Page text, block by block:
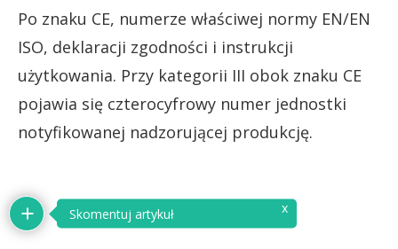
Po znaku CE, numerze właściwej normy EN/EN
ISO, deklaracji zgodności i instrukcji
użytkowania. Przy kategorii III obok znaku CE
pojawia się czterocyfrowy numer jednostki
notyfikowanej nadzorującej produkcję.
Skomentuj artykuł x